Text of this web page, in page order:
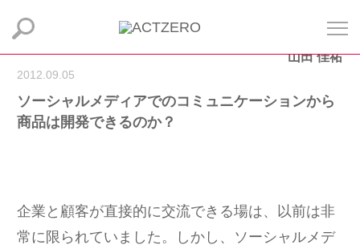
山田 佳祐
2012.09.05
ソーシャルメディアでのコミュニケーションから
商品は開発できるのか？
企業と顧客が直接的に交流できる場は、以前は非
常に限られていました。しかし、ソーシャルメデ